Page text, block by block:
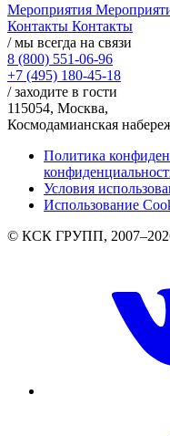
Мероприятия
Контакты Контакты
/ мы всегда на связи
8 (800) 551-06-96
+7 (495) 180-45-18
/ заходите в гости
115054, Москва,
Космодамианская
Политика
Условия
Использование
© КСК ГРУПП,